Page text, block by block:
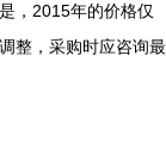
，2015年的价格仅
整，采购时应咨询最